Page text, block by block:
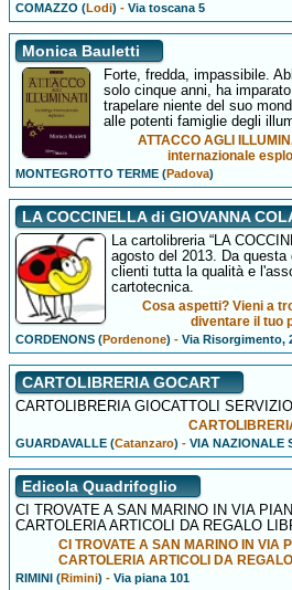
COMAZZO (Lodi) -Via toscana 5
Monica Bauletti
Forte, fredda, impassibile.
solo cinque anni, ha
trapelare niente del suo
alle potenti famiglie degli
ATTACCO AGLI
internazionale
MONTEGROTTO TERME (Padova)
LA COCCINELLA di GIOVANNA
La cartolibreria “LA
agosto del 2013. Da
clienti tutta la qualità e
cartotecnica.
Cosa aspetti? Vieni a
diventare il tuo
CORDENONS (Pordenone) -Via Risorgimento,
CARTOLIBRERIA GOCART
CARTOLIBRERIA GIOCATTOLI
GUARDAVALLE (Catanzaro) -VIA NAZIONALE
Edicola Quadrifoglio
CI TROVATE A SAN MARINO IN VIA
CARTOLERIA ARTICOLI DA REGALO
CI TROVATE A SAN MARINO IN VIA
CARTOLERIA ARTICOLI DA
RIMINI (Rimini) -Via piana 101